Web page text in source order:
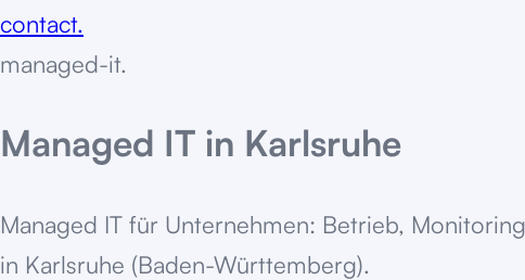
contact.
managed-it.
Managed IT in Karlsruhe
Managed IT für Unternehmen: Betrieb,
in Karlsruhe (Baden-Württemberg).